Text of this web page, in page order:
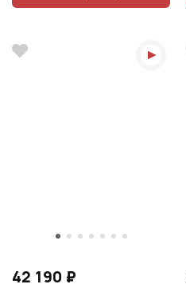
42 190 ₽